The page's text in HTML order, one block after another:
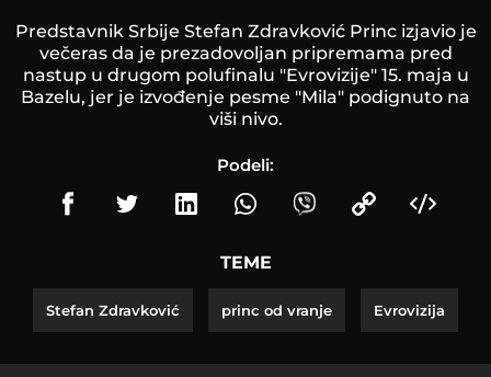
Predstavnik Srbije Stefan Zdravković Princ izjavio je
večeras da je prezadovoljan pripremama pred
nastup u drugom polufinalu "Evrovizije" 15. maja u
Bazelu, jer je izvođenje pesme "Mila" podignuto na
viši nivo.
Podeli:
TEME
Stefan Zdravković princ od vranje Evrovizija